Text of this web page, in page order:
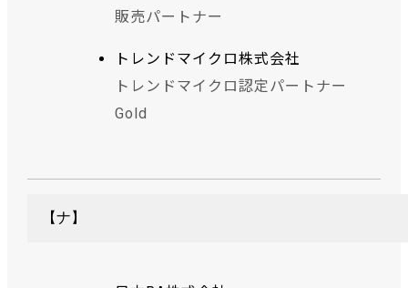
販売パートナー
トレンドマイクロ株式会社
トレンドマイクロ認定パートナー
Gold
【ナ】